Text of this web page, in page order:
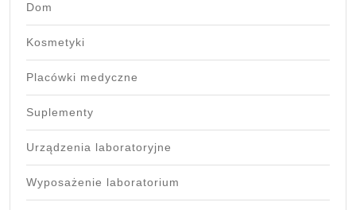
Dom
Kosmetyki
Placówki medyczne
Suplementy
Urządzenia laboratoryjne
Wyposażenie laboratorium